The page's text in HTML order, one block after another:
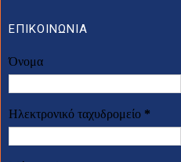
ΕΠΙΚΟΙΝΩΝΙΑ
Όνομα
Ηλεκτρονικό ταχυδρομείο *